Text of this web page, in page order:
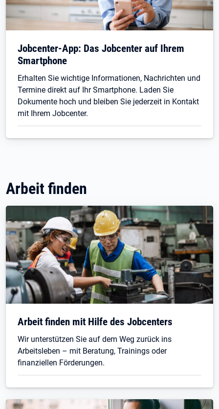
Jobcenter-App: Das Jobcenter auf Ihrem
Smartphone
Erhalten Sie wichtige Informationen, Nachrichten und
Termine direkt auf Ihr Smartphone. Laden Sie
Dokumente hoch und bleiben Sie jederzeit in Kontakt
mit Ihrem Jobcenter.
Arbeit finden
Arbeit finden mit Hilfe des Jobcenters
Wir unterstützen Sie auf dem Weg zurück ins
Arbeitsleben – mit Beratung, Trainings oder
finanziellen Förderungen.